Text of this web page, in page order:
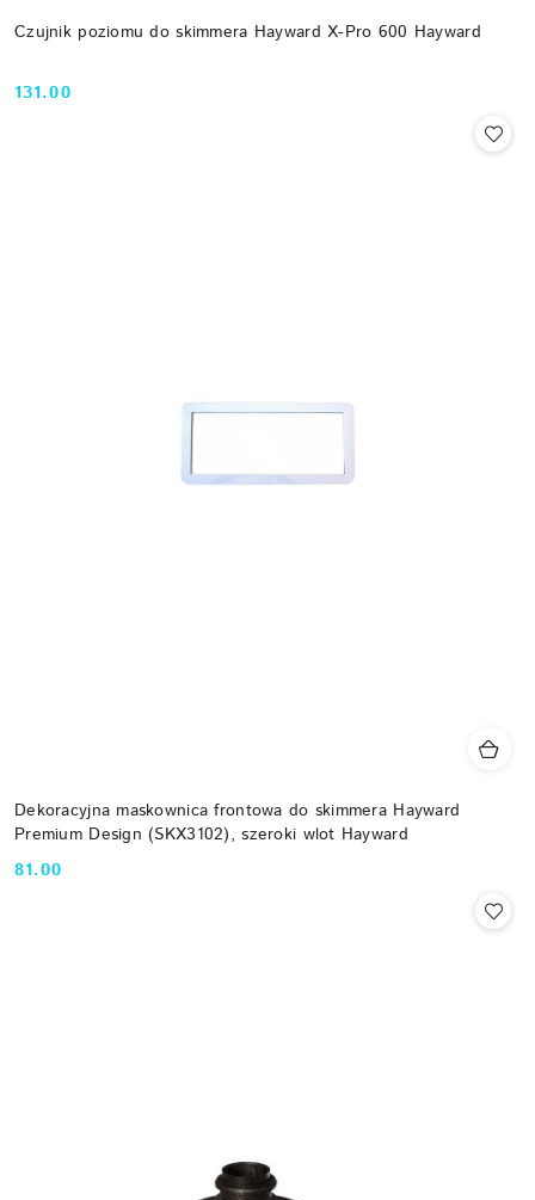
Czujnik poziomu do skimmera Hayward X-Pro 600 Hayward
Cena:
131.00
Dekoracyjna maskownica frontowa do skimmera Hayward
Premium Design (SKX3102), szeroki wlot Hayward
Cena:
81.00